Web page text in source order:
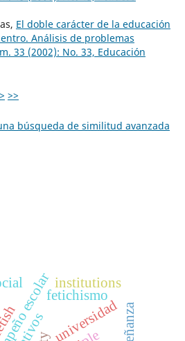
El doble carácter de la educación
Análisis de problemas
33 (2002): No. 33, Educación
> >>
búsqueda de similitud avanzada
universidad
fetichismo
institutions